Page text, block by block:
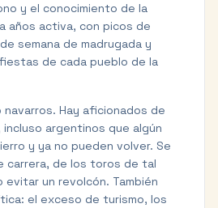
y el conocimiento de la
años activa, con picos de
semana de madrugada y
de cada pueblo de la
navarros. Hay aficionados de
incluso argentinos que algún
y ya no pueden volver. Se
carrera, de los toros de tal
evitar un revolcón. También
el exceso de turismo, los